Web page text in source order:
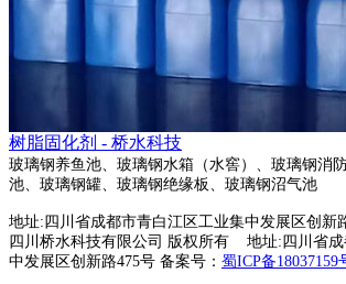
树脂固化剂 - 桥水科技
玻璃钢养鱼池、玻璃钢水箱（水窖）、玻璃钢消
池、玻璃钢罐、玻璃钢绝缘板、玻璃钢沼气池
地址:四川省成都市青白江区工业集中发展区创新
四川桥水科技有限公司 版权所有 地址:四川省
中发展区创新路475号 备案号： 蜀ICP备18037159